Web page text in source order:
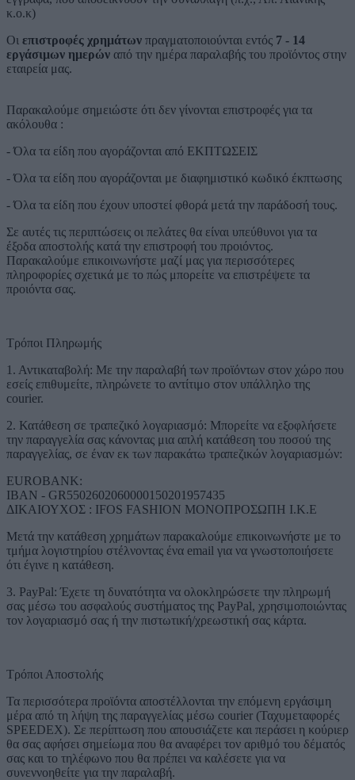
κ.ο.κ)
Οι επιστροφές χρημάτων πραγματοποιούνται εντός 7 - 14
εργάσιμων ημερών από την ημέρα παραλαβής του προϊόντος στην
εταιρεία μας.
Παρακαλούμε σημειώστε ότι δεν γίνονται επιστροφές για τα
ακόλουθα :
- Όλα τα είδη που αγοράζονται από ΕΚΠΤΩΣΕΙΣ
- Όλα τα είδη που αγοράζονται με διαφημιστικό κωδικό έκπτωσης
- Όλα τα είδη που έχουν υποστεί φθορά μετά την παράδοσή τους.
Σε αυτές τις περιπτώσεις οι πελάτες θα είναι υπεύθυνοι για τα
έξοδα αποστολής κατά την επιστροφή του προιόντος.
Παρακαλούμε επικοινωνήστε μαζί μας για περισσότερες
πληροφορίες σχετικά με το πώς μπορείτε να επιστρέψετε τα
προιόντα σας.
Τρόποι Πληρωμής
1. Αντικαταβολή: Με την παραλαβή των προϊόντων στον χώρο που
εσείς επιθυμείτε, πληρώνετε το αντίτιμο στον υπάλληλο της
courier.
2. Κατάθεση σε τραπεζικό λογαριασμό: Μπορείτε να εξοφλήσετε
την παραγγελία σας κάνοντας μια απλή κατάθεση του ποσού της
παραγγελίας, σε έναν εκ των παρακάτω τραπεζικών λογαριασμών:
EUROBANK:
IBAN - GR5502602060000150201957435
ΔΙΚΑΙΟΥΧΟΣ : IFOS FASHION ΜΟΝΟΠΡΟΣΩΠΗ Ι.Κ.Ε
Μετά την κατάθεση χρημάτων παρακαλούμε επικοινωνήστε με το
τμήμα λογιστηρίου στέλνοντας ένα email για να γνωστοποιήσετε
ότι έγινε η κατάθεση.
3. PayPal: Έχετε τη δυνατότητα να ολοκληρώσετε την πληρωμή
σας μέσω του ασφαλούς συστήματος της PayPal, χρησιμοποιώντας
τον λογαριασμό σας ή την πιστωτική/χρεωστική σας κάρτα.
Τρόποι Αποστολής
Τα περισσότερα προϊόντα αποστέλλονται την επόμενη εργάσιμη
μέρα από τη λήψη της παραγγελίας μέσω courier (Ταχυμεταφορές
SPEEDEX). Σε περίπτωση που απουσιάζετε και περάσει η κούριερ
θα σας αφήσει σημείωμα που θα αναφέρει τον αριθμό του δέματός
σας και το τηλέφωνο που θα πρέπει να καλέσετε για να
συνεννοηθείτε για την παραλαβή.